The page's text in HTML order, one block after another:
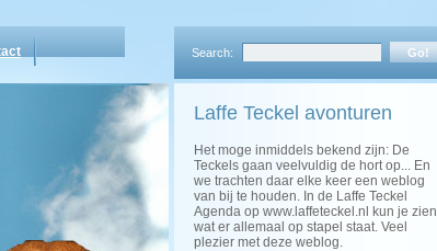
Search:
Laffe Teckel avonturen
Het moge inmiddels bekend zijn: De
Teckels gaan veelvuldig de hort op... En
we trachten daar elke keer een weblog
van bij te houden. In de Laffe Teckel
Agenda op www.laffeteckel.nl kun je zien
wat er allemaal op stapel staat. Veel
plezier met deze weblog.